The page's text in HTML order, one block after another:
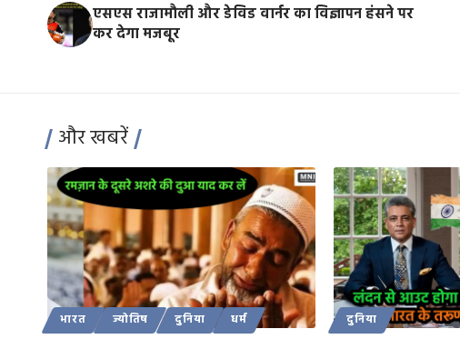
एसएस राजामौली और डेविड वार्नर का विज्ञापन हंसने पर
कर देगा मजबूर
और खबरें
भारत ज्योतिष दुनिया धर्म दुनिया